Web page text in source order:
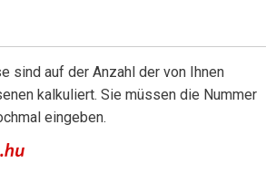
sind auf der Anzahl der von Ihnen
kalkuliert. Sie müssen die Nummer
eingeben.